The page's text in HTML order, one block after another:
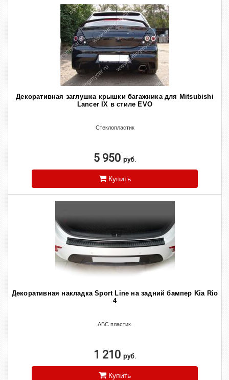
Декоративная заглушка крышки багажника для Mitsubishi
Lancer IX в стиле EVO
Стеклопластик
5 950 руб.
Купить
Декоративная накладка Sport Line на задний бампер Kia Rio
4
АБС пластик.
1 210 руб.
Купить